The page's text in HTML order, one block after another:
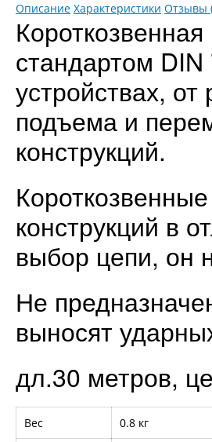
Описание Характеристики Отзывы
стандартом
устройствах,
подъема и
конструкций.
конструкций в
выбор цепи, он
Не
выносят
дл.30 метров,
Вес 0.8 кг